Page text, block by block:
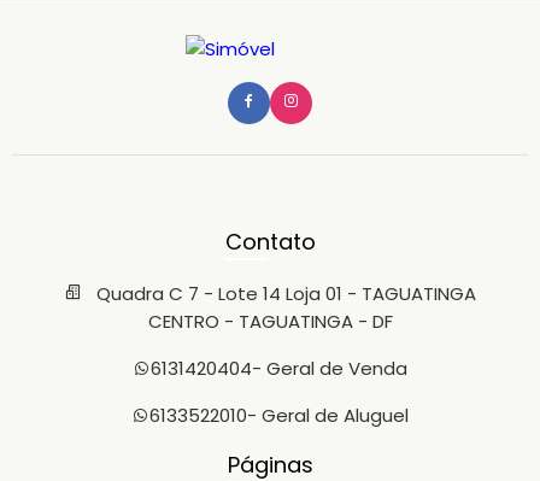
Contato
Quadra C 7 - Lote 14 Loja 01 - TAGUATINGA
CENTRO - TAGUATINGA - DF
6131420404- Geral de Venda
6133522010- Geral de Aluguel
Páginas